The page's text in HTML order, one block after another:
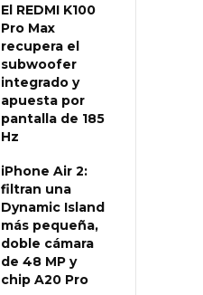
El REDMI K100
Pro Max
recupera el
subwoofer
integrado y
apuesta por
pantalla de 185
Hz
iPhone Air 2:
filtran una
Dynamic Island
más pequeña,
doble cámara
de 48 MP y
chip A20 Pro